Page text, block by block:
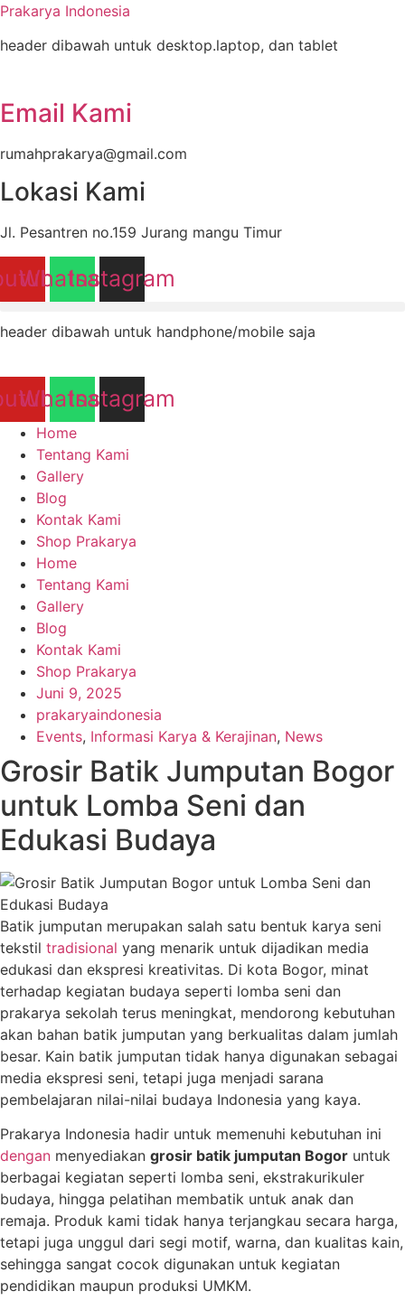
Prakarya Indonesia
header dibawah untuk desktop.laptop, dan tablet
Email Kami
rumahprakarya@gmail.com
Lokasi Kami
Jl. Pesantren no.159 Jurang mangu Timur
Whatsapp
Instagram
header dibawah untuk handphone/mobile saja
Whatsapp
Instagram
Home
Tentang Kami
Gallery
Blog
Kontak Kami
Shop Prakarya
Home
Tentang Kami
Gallery
Blog
Kontak Kami
Shop Prakarya
Juni 9, 2025
prakaryaindonesia
Events, Informasi Karya & Kerajinan, News
Grosir Batik Jumputan Bogor
untuk Lomba Seni dan
Edukasi Budaya
Batik jumputan merupakan salah satu bentuk karya seni
tekstil tradisional yang menarik untuk dijadikan media
edukasi dan ekspresi kreativitas. Di kota Bogor, minat
terhadap kegiatan budaya seperti lomba seni dan
prakarya sekolah terus meningkat, mendorong kebutuhan
akan bahan batik jumputan yang berkualitas dalam jumlah
besar. Kain batik jumputan tidak hanya digunakan sebagai
media ekspresi seni, tetapi juga menjadi sarana
pembelajaran nilai-nilai budaya Indonesia yang kaya.
Prakarya Indonesia hadir untuk memenuhi kebutuhan ini
dengan menyediakan grosir batik jumputan Bogor untuk
berbagai kegiatan seperti lomba seni, ekstrakurikuler
budaya, hingga pelatihan membatik untuk anak dan
remaja. Produk kami tidak hanya terjangkau secara harga,
tetapi juga unggul dari segi motif, warna, dan kualitas kain,
sehingga sangat cocok digunakan untuk kegiatan
pendidikan maupun produksi UMKM.